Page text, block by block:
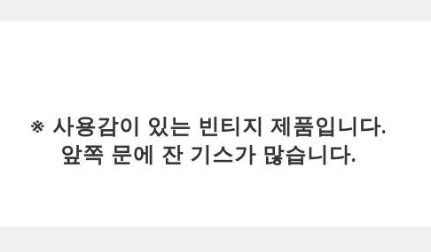
※ 사용감이 있는 빈티지 제품입니다.
앞쪽 문에 잔 기스가 많습니다.